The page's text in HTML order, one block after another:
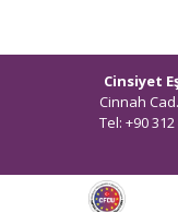
Cinsiyet
Cinnah
Tel: +90